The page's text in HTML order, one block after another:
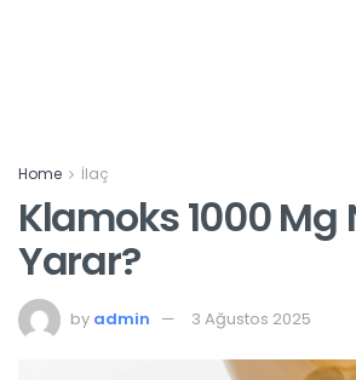
Home İlaç
Klamoks 1000 Mg
Yarar?
by admin 3 Ağustos 2025